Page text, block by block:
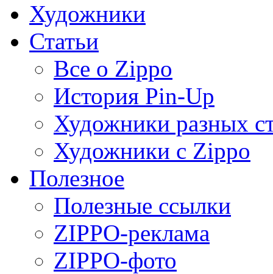
Художники
Статьи
Все о Zippo
История Pin-Up
Художники разных
Художники с Zippo
Полезное
Полезные ссылки
ZIPPO-реклама
ZIPPO-фото